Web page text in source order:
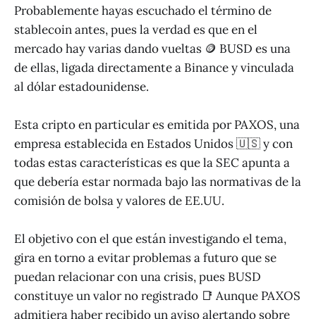
Probablemente hayas escuchado el término de
stablecoin antes, pues la verdad es que en el
mercado hay varias dando vueltas 🪙 BUSD es una
de ellas, ligada directamente a Binance y vinculada
al dólar estadounidense.
Esta cripto en particular es emitida por PAXOS, una
empresa establecida en Estados Unidos 🇺🇸 y con
todas estas características es que la SEC apunta a
que debería estar normada bajo las normativas de la
comisión de bolsa y valores de EE.UU.
El objetivo con el que están investigando el tema,
gira en torno a evitar problemas a futuro que se
puedan relacionar con una crisis, pues BUSD
constituye un valor no registrado 📑 Aunque PAXOS
admitiera haber recibido un aviso alertando sobre